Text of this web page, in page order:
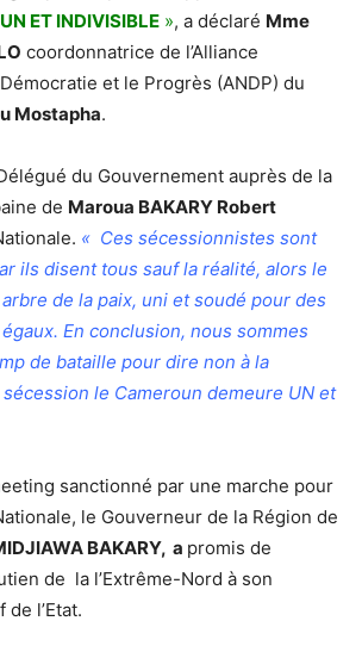
ET INDIVISIBLE », a déclaré Mme
coordonnatrice de l’Alliance
et le Progrès (ANDP) du
Mostapha.
du Gouvernement auprès de la
de Maroua BAKARY Robert
« Ces sécessionnistes sont
ils disent tous sauf la réalité, alors le
de la paix, uni et soudé pour des
En conclusion, nous sommes
de bataille pour dire non à la
le Cameroun demeure UN et
sanctionné par une marche pour
le Gouverneur de la Région de
BAKARY, a promis de
de la l’Extrême-Nord à son
l’Etat.